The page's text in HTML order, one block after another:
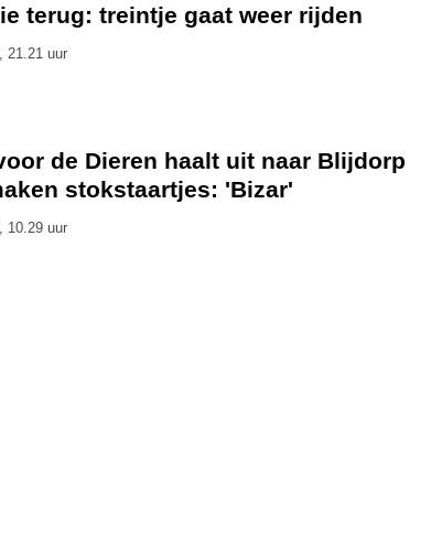
terug: treintje gaat weer rijden
21.21 uur
de Dieren haalt uit naar Blijdorp
stokstaartjes: 'Bizar'
10.29 uur